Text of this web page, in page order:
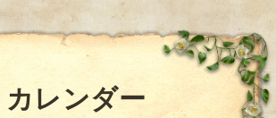
カレンダー